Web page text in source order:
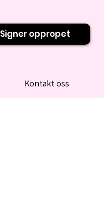
Signer oppropet
Kontakt oss